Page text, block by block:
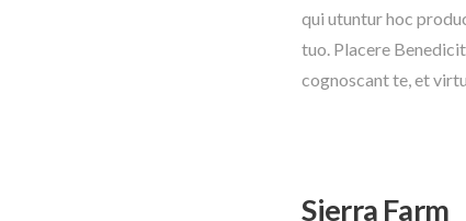
qui utuntur hoc
tuo. Placere
cognoscant te, et
Sierra Farm